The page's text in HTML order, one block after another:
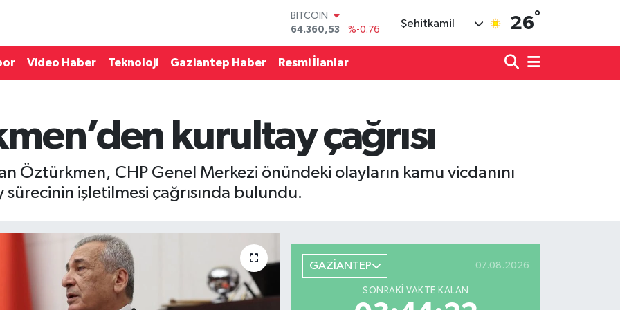
64.360,53
DOLAR
EURO
%1.44
BİST100
13.887
%64
Şehitkamil 26°
Video Haber Teknoloji Gaziantep Haber Resmi İlanlar
kurultay çağrısı
Öztürkmen, CHP Genel Merkezi önündeki olayların kamu vicdanını
işletilmesi çağrısında bulundu.
GAZİANTEP 07.08.2026
SONRAKI VAKTE KALAN